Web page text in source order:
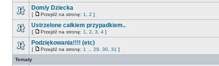
Dom/y Dziecka
[ Przejdź na stronę: 1 2 ]
Ustrzelone całkiem przypadkiem..
[ Przejdź na stronę: 1 2 3 4 ]
Podziękowania!!!! (etc)
[ Przejdź na stronę: 1 29 30 31 ]
Tematy